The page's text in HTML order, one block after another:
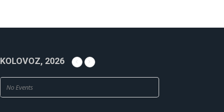
KOLOVOZ, 2026
No Events